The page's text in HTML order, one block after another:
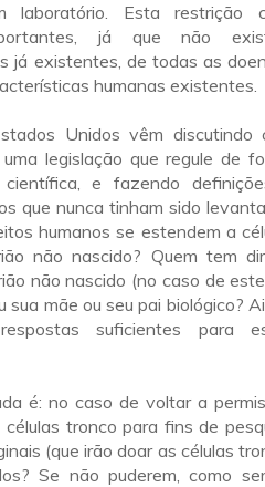
laboratório. Esta restrição
já que não
já existentes, de todas as
humanas existentes.
Unidos vêm discutindo
legislação que regule de
científica, e fazendo
que nunca tinham sido
humanos se estendem a
não nascido? Quem tem
não nascido (no caso de
sua mãe ou seu pai biológico?
suficientes para
é: no caso de voltar a
tronco para fins de
(que irão doar as células
Se não puderem, como